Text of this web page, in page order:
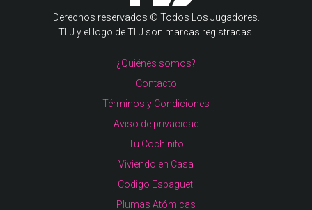
Derechos reservados © Todos Los Jugadores.
TLJ y el logo de TLJ son marcas registradas.
¿Quiénes somos?
Contacto
Términos y Condiciones
Aviso de privacidad
Tu Cochinito
Viviendo en Casa
Codigo Espagueti
Plumas Atómicas